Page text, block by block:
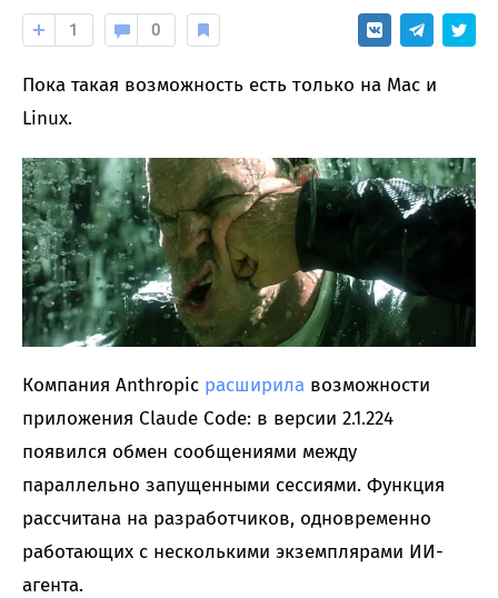
1 0
Пока такая возможность есть только на Mac и
Linux.
Компания Anthropic расширила возможности
приложения Claude Code: в версии 2.1.224
появился обмен сообщениями между
параллельно запущенными сессиями. Функция
рассчитана на разработчиков, одновременно
работающих с несколькими экземплярами ИИ-
агента.